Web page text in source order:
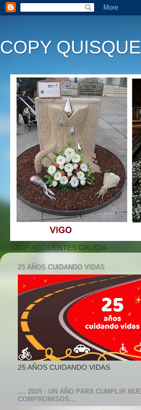
COPY
STOP ACCIDENTES GALICIA
25 AÑOS CUIDANDO VIDAS
25 AÑOS CUIDANDO VIDAS
.... 2025 : UN AÑO PARA CUMPLIR
COMPROMISOS....